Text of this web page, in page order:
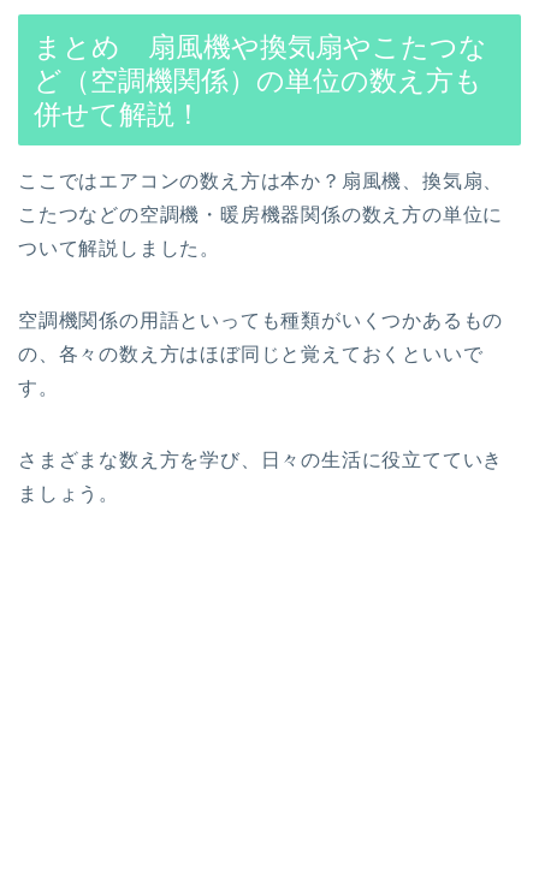
まとめ 扇風機や換気扇やこたつな
ど（空調機関係）の単位の数え方も
併せて解説！
ここではエアコンの数え方は本か？扇風機、換気扇、
こたつなどの空調機・暖房機器関係の数え方の単位に
ついて解説しました。
空調機関係の用語といっても種類がいくつかあるもの
の、各々の数え方はほぼ同じと覚えておくといいで
す。
さまざまな数え方を学び、日々の生活に役立てていき
ましょう。